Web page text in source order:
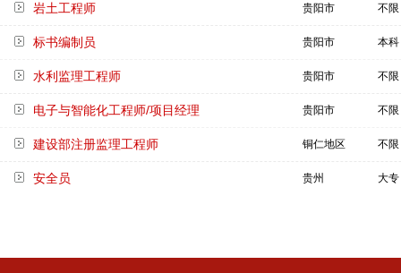
岩土工程师 贵阳市 不限
标书编制员 贵阳市 本科
水利监理工程师 贵阳市 不限
电子与智能化工程师/项目经理 贵阳市 不限
建设部注册监理工程师 铜仁地区 不限
安全员 贵州 大专